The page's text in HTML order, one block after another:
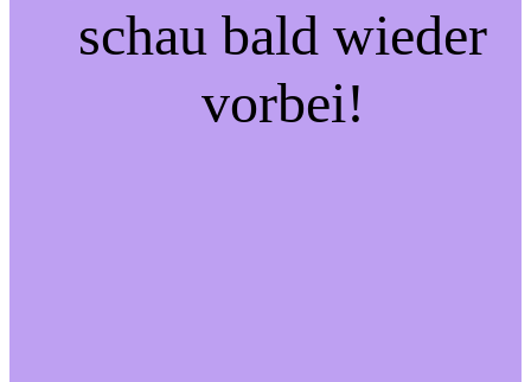
schau bald wieder
vorbei!